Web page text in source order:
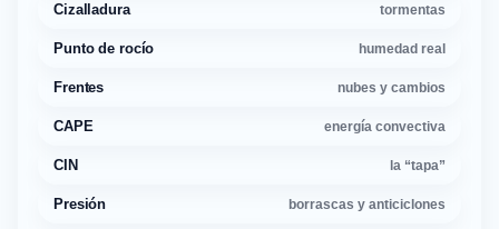
Cizalladura tormentas
Punto de rocío humedad real
Frentes nubes y cambios
CAPE energía convectiva
CIN la “tapa”
Presión borrascas y anticiclones